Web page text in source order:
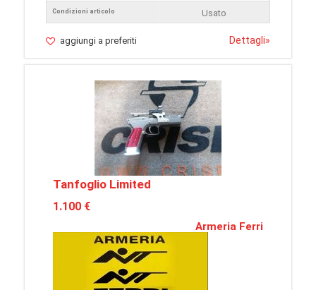
Condizioni articolo
Usato
aggiungi a preferiti Dettagli»
Tanfoglio Limited
1.100 €
Armeria Ferri